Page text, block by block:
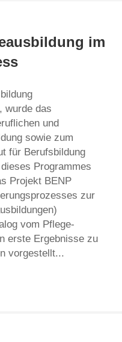
im
wurde das
und
sowie zum
für Berufsbildung
Programmes
Projekt BENP
zur
vom Pflege-
erste Ergebnisse zu
vorgestellt...